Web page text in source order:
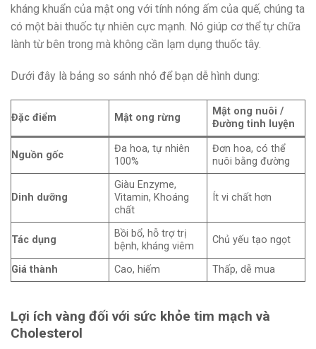
kháng khuẩn của mật ong với tính nóng ấm của quế, chúng ta
có một bài thuốc tự nhiên cực mạnh. Nó giúp cơ thể tự chữa
lành từ bên trong mà không cần lạm dụng thuốc tây.
Dưới đây là bảng so sánh nhỏ để bạn dễ hình dung:
Đặc điểm Mật ong rừng
Mật ong nuôi /
Đường tinh luyện
Nguồn gốc
Đa hoa, tự nhiên
100%
Đơn hoa, có thể
nuôi bằng đường
Dinh dưỡng
Giàu Enzyme,
Vitamin, Khoáng
chất
Ít vi chất hơn
Tác dụng
Bồi bổ, hỗ trợ trị
bệnh, kháng viêm
Chủ yếu tạo ngọt
Giá thành Cao, hiếm Thấp, dễ mua
Lợi ích vàng đối với sức khỏe tim mạch và
Cholesterol